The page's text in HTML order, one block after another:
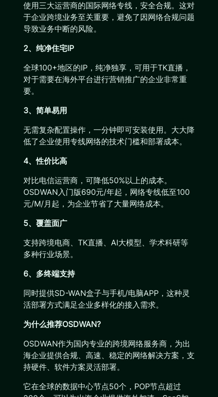
使用三大运营商的国际网络专线，安全合规。这对
于企业跨境业务至关重要，避免了因网络合规问题
导致业务中断的风险。
2、纯净住宅IP
全球100+地区的IP，纯净独享，可用于TK直播，
对于需要在海外平台进行营销推广的企业非常重
要。
3、简单易用
无需复杂配置操作，一分钟即可安装使用。大大降
低了企业使用专线网络的技术门槛和部署成本。
4、性价比高
对比电信运营商，可降低50%以上的成本。
OSDWAN入门版690元/年起，网络专线低至100
元/M/月起，为企业节省了大量网络成本。
5、覆盖面广
支持跨境电商、TK直播、AI大模型、学术科研等
多种行业场景。
6、多终端支持
同时提供SD-WAN盒子与手机/电脑APP，这种灵
活部署方式满足企业多样化的接入需求。
为什么推荐OSDWAN?
OSDWAN作为国内专业的跨境网络服务商，为出
海企业提供合规、高速、稳定的网络解决方案，支
持硬件、软件方案灵活部署。
它在全球的数据中心节点50个，POP节点超过